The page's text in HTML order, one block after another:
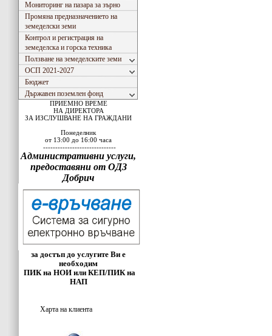
Мониторинг на пазара за зърно
Промяна предназначението на
земеделски земи
Контрол и регистрация на
земеделска и горска техника
Ползване на земеделските земи
ОСП 2021-2027
Бюджет
Държавен поземлен фонд
ПРИЕМНО ВРЕМЕ
НА ДИРЕКТОРА
ЗА ИЗСЛУШВАНЕ НА ГРАЖДАНИ
Понеделник
от 13:00 до 16:00 часа
------------------------------
Административни услуги,
предоставяни от ОДЗ
Добрич
за достъп до услугите Ви е
необходим
ПИК на НОИ или КЕП/ПИК на
НАП
Харта на клиента